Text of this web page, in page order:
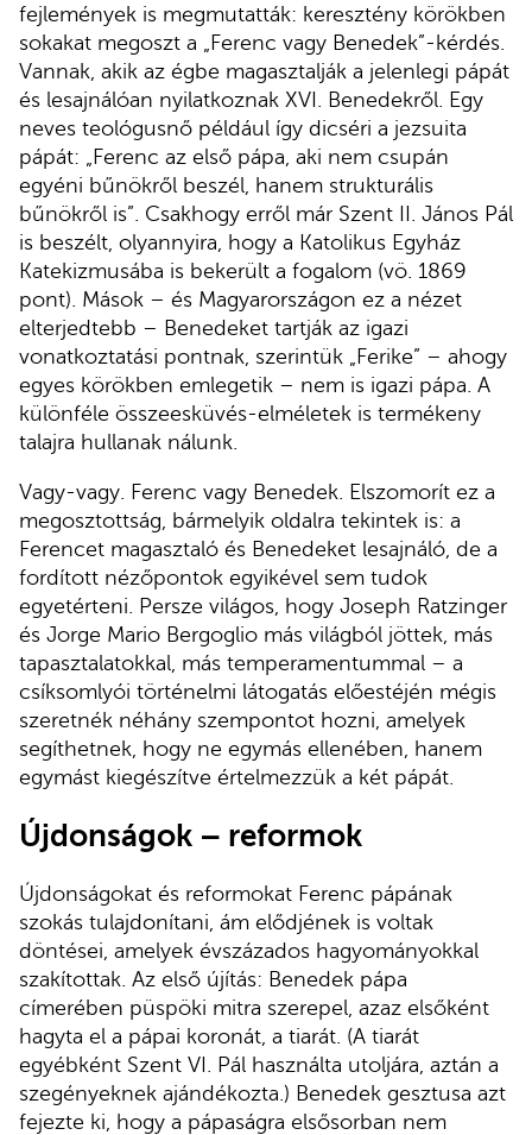
fejlemények is megmutatták: keresztény körökben
sokakat megoszt a „Ferenc vagy Benedek”-kérdés.
Vannak, akik az égbe magasztalják a jelenlegi pápát
és lesajnálóan nyilatkoznak XVI. Benedekről. Egy
neves teológusnő például így dicséri a jezsuita
pápát: „Ferenc az első pápa, aki nem csupán
egyéni bűnökről beszél, hanem strukturális
bűnökről is”. Csakhogy erről már Szent II. János Pál
is beszélt, olyannyira, hogy a Katolikus Egyház
Katekizmusába is bekerült a fogalom (vö. 1869
pont). Mások – és Magyarországon ez a nézet
elterjedtebb – Benedeket tartják az igazi
vonatkoztatási pontnak, szerintük „Ferike” – ahogy
egyes körökben emlegetik – nem is igazi pápa. A
különféle összeesküvés-elméletek is termékeny
talajra hullanak nálunk.
Vagy-vagy. Ferenc vagy Benedek. Elszomorít ez a
megosztottság, bármelyik oldalra tekintek is: a
Ferencet magasztaló és Benedeket lesajnáló, de a
fordított nézőpontok egyikével sem tudok
egyetérteni. Persze világos, hogy Joseph Ratzinger
és Jorge Mario Bergoglio más világból jöttek, más
tapasztalatokkal, más temperamentummal – a
csíksomlyói történelmi látogatás előestéjén mégis
szeretnék néhány szempontot hozni, amelyek
segíthetnek, hogy ne egymás ellenében, hanem
egymást kiegészítve értelmezzük a két pápát.
Újdonságok – reformok
Újdonságokat és reformokat Ferenc pápának
szokás tulajdonítani, ám elődjének is voltak
döntései, amelyek évszázados hagyományokkal
szakítottak. Az első újítás: Benedek pápa
címerében püspöki mitra szerepel, azaz elsőként
hagyta el a pápai koronát, a tiarát. (A tiarát
egyébként Szent VI. Pál használta utoljára, aztán a
szegényeknek ajándékozta.) Benedek gesztusa azt
fejezte ki, hogy a pápaságra elsősorban nem